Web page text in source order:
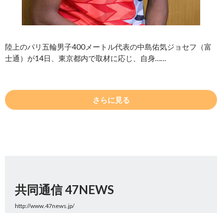
陸上のパリ五輪男子400メートル代表の中島佑気ジョセフ（富
士通）が14日、東京都内で取材に応じ、自身……
さらに見る
共同通信 47NEWS
http://www.47news.jp/